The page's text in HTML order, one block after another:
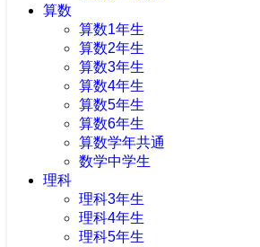
算数
算数1年生
算数2年生
算数3年生
算数4年生
算数5年生
算数6年生
算数学年共通
数学中学生
理科
理科3年生
理科4年生
理科5年生